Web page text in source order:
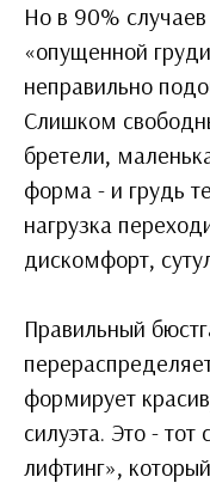
Но в 90%
«опущенной
неправильно
Слишком
бретели,
форма - и грудь
нагрузка
дискомфорт,
Правильный
формирует
силуэта. Это -
лифтинг»,